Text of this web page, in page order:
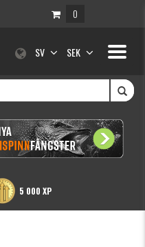
0
Toggle
SV SEK
5 000 XP